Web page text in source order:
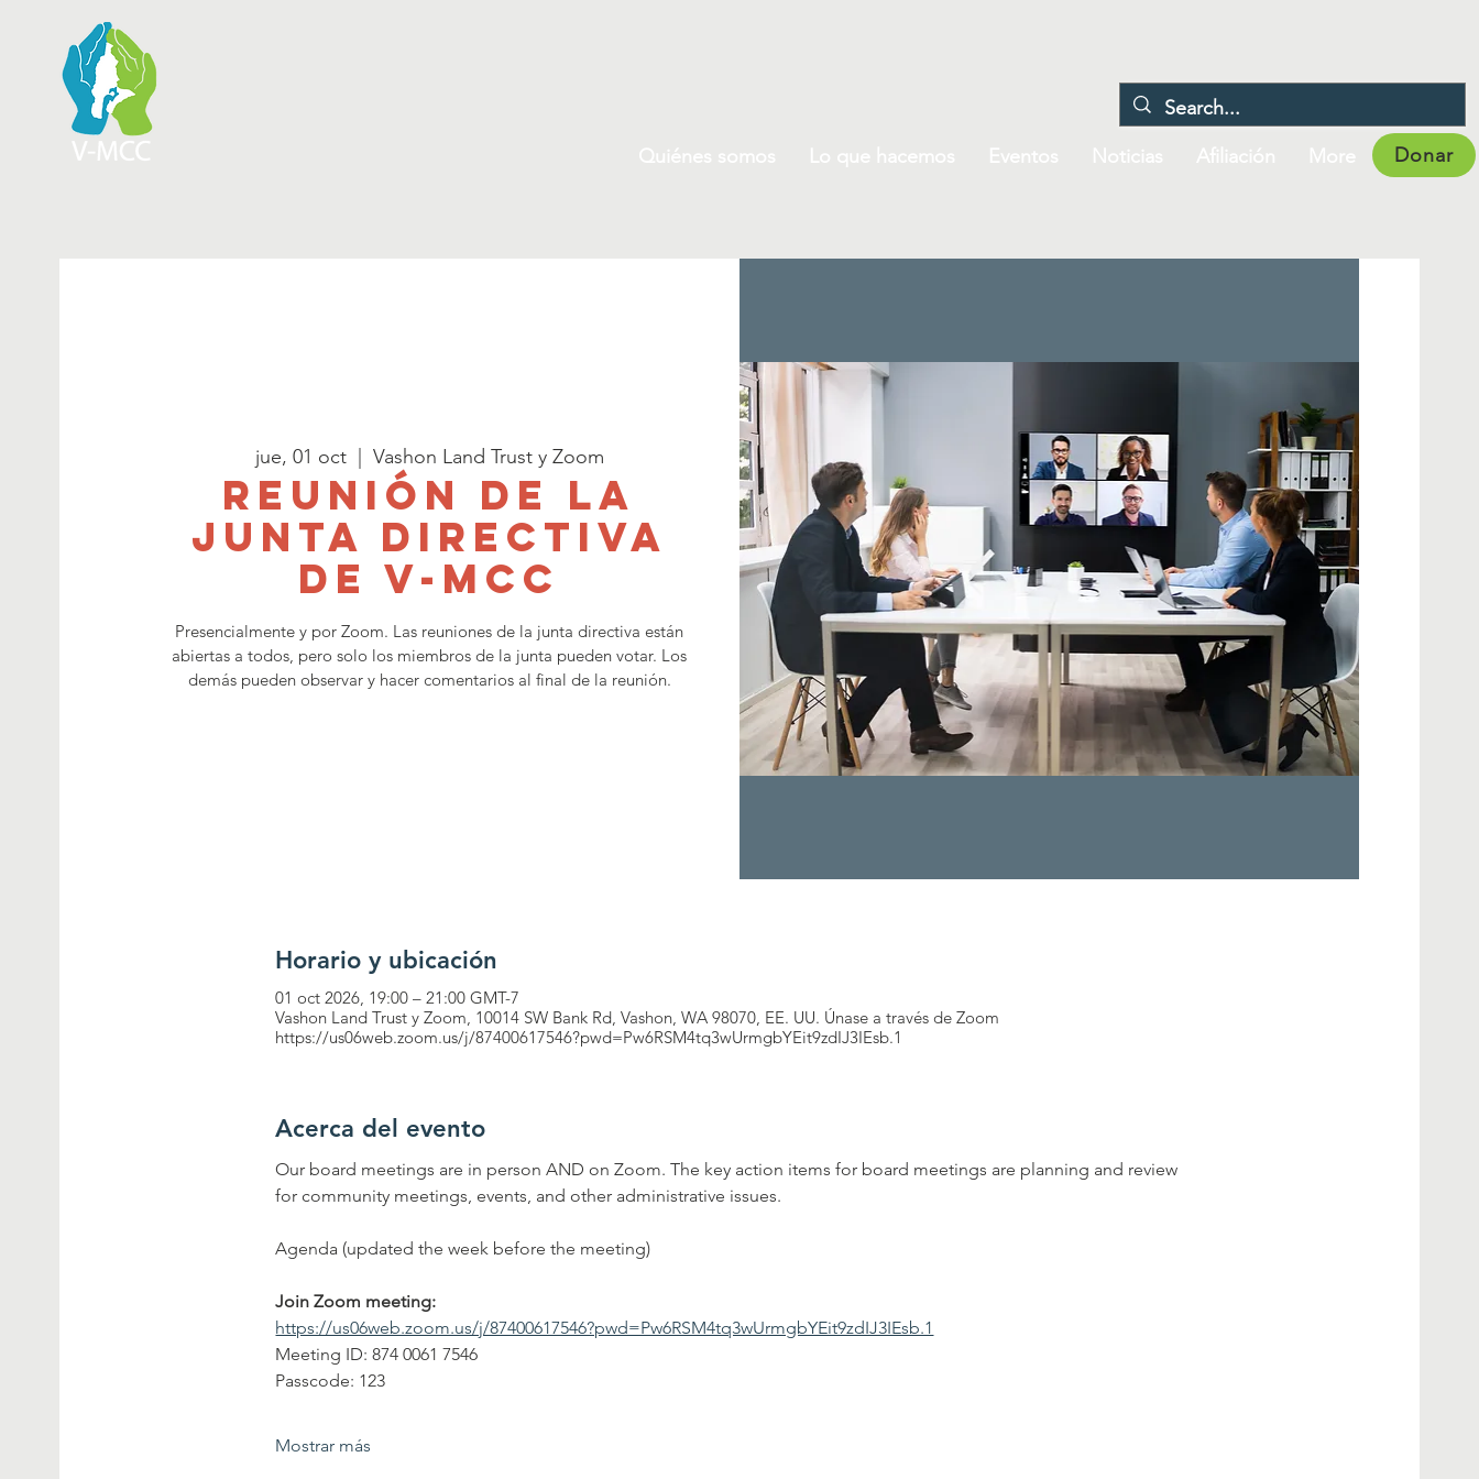
Donar
jue, 01 oct
  |
Vashon Land Trust y Zoom
Reunión de la
Junta Directiva
de V-MCC
Presencialmente y por Zoom. Las reuniones de la junta directiva están
abiertas a todos, pero solo los miembros de la junta pueden votar. Los
demás pueden observar y hacer comentarios al final de la reunión.
Horario y ubicación
01 oct 2026, 19:00 – 21:00 GMT-7
Vashon Land Trust y Zoom, 10014 SW Bank Rd, Vashon, WA 98070, EE. UU. Únase a través de Zoom
https://us06web.zoom.us/j/87400617546?pwd=Pw6RSM4tq3wUrmgbYEit9zdIJ3IEsb.1
Acerca del evento
Our board meetings are in person AND on Zoom. The key action items for board meetings are planning and review
for community meetings, events, and other administrative issues.
Agenda (updated the week before the meeting)
Join Zoom meeting:
https://us06web.zoom.us/j/87400617546?pwd=Pw6RSM4tq3wUrmgbYEit9zdIJ3IEsb.1
Meeting ID: 874 0061 7546
Passcode: 123
Mostrar más